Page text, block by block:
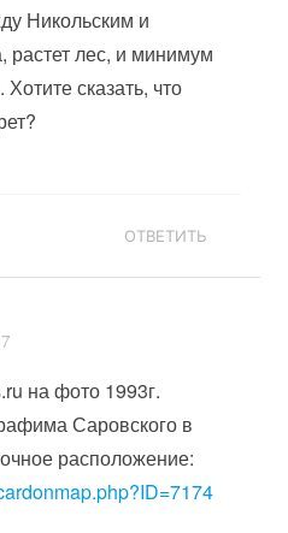
Никольским и
растет лес, и минимум
сказать, что
ОТВЕТИТЬ
на фото 1993г.
Саровского в
расположение: